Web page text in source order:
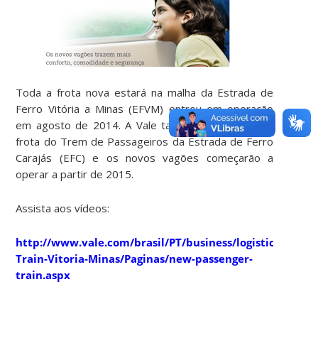
Toda a frota nova estará na malha da Estrada de
Ferro Vitória a Minas (EFVM) entrou em operação
em agosto de 2014. A Vale também vai renovar a
frota do Trem de Passageiros da Estrada de Ferro
Carajás (EFC) e os novos vagões começarão a
operar a partir de 2015.
Assista aos vídeos:
http://www.vale.com/brasil/PT/business/logistics/
Train-Vitoria-Minas/Paginas/new-passenger-
train.aspx